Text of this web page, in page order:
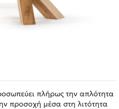
πλήρως την απλότητα
προσοχή μέσα στη λιτότητα